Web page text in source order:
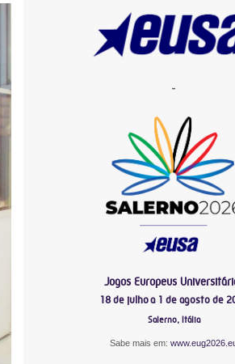
-
Jogos Europeus
18 de julho a 1 de agosto de
Salerno, Itália
Sabe mais em: